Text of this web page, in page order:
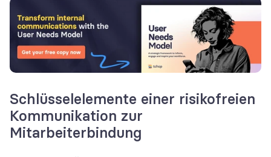
Schlüsselelemente einer risikofreien
Kommunikation zur
Mitarbeiterbindung